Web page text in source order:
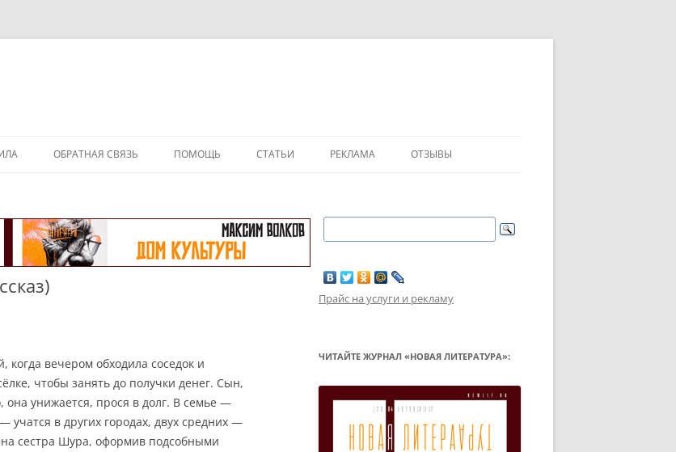
ОБРАТНАЯ СВЯЗЬ ПОМОЩЬ СТАТЬИ РЕКЛАМА ОТЗЫВЫ
когда вечером обходила соседок и
чтобы занять до получки денег. Сын,
она унижается, прося в долг. В семье —
в других городах, двух средних —
сестра Шура, оформив подсобными
Прайс на услуги и рекламу
ЧИТАЙТЕ ЖУРНАЛ «НОВАЯ ЛИТЕРАТУРА»: